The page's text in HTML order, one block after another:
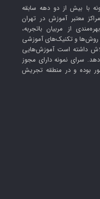
با بیش از دو دهه سابقه
معتبر آموزش در تهران
از مربیان باتجربه،
روش‌ها و تکنیک‌های آموزشی
داشته است آموزش‌هایی
سرای نمونه دارای مجوز
بوده و در منطقه تجریش